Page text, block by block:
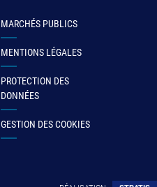
MARCHÉS PUBLICS
MENTIONS LÉGALES
PROTECTION DES
DONNÉES
GESTION DES COOKIES